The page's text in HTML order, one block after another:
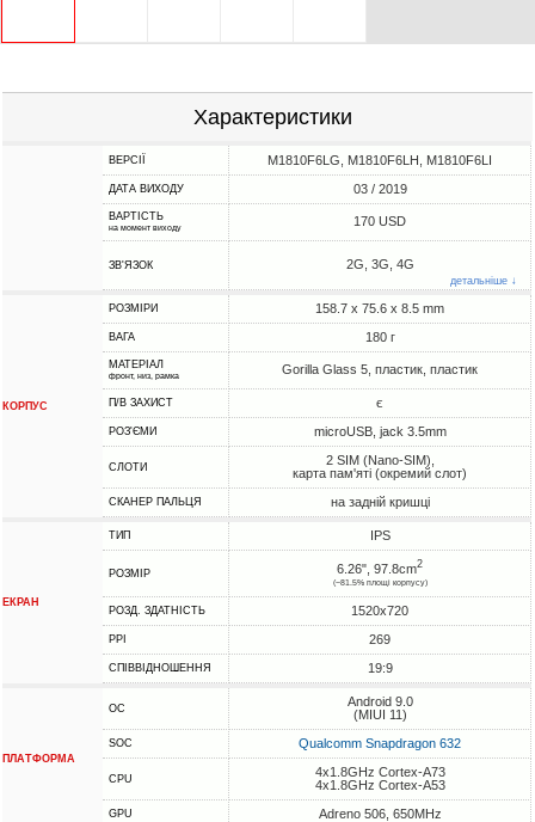
Характеристики
ВЕРСІЇ M1810F6LG, M1810F6LH, M1810F6LI
ДАТА ВИХОДУ 03 / 2019
ВАРТІСТЬ
на момент виходу 170 USD
ЗВ'ЯЗОК 2G, 3G, 4G
детальніше ↓
КОРПУС
РОЗМІРИ 158.7 x 75.6 x 8.5 mm
ВАГА 180 г
МАТЕРІАЛ
фронт, низ, рамка Gorilla Glass 5, пластик, пластик
П/В ЗАХИСТ є
РОЗ'ЄМИ microUSB, jack 3.5mm
СЛОТИ
2 SIM (Nano-SIM),
карта пам'яті (окремий слот)
СКАНЕР ПАЛЬЦЯ на задній кришці
ЕКРАН
ТИП IPS
РОЗМІР 6.26", 97.8cm2
(~81.5% площі корпусу)
РОЗД. ЗДАТНІСТЬ 1520x720
PPI 269
СПІВВІДНОШЕННЯ 19:9
ПЛАТФОРМА
ОС
Android 9.0
(MIUI 11)
SOC Qualcomm Snapdragon 632
CPU
4x1.8GHz Cortex-A73
4x1.8GHz Cortex-A53
GPU Adreno 506, 650MHz